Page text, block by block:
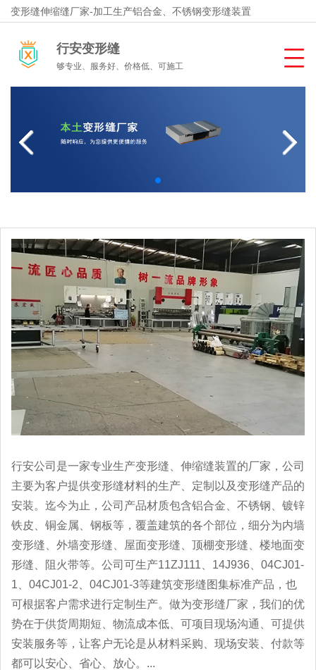
变形缝伸缩缝厂家-加工生产铝合金、不锈钢变形缝装置
行安变形缝
够专业、服务好、价格低、可施工
行安公司是一家专业生产变形缝、伸缩缝装置的厂家，公司
主要为客户提供变形缝材料的生产、定制以及变形缝产品的
安装。迄今为止，公司产品材质包含铝合金、不锈钢、镀锌
铁皮、铜金属、钢板等，覆盖建筑的各个部位，细分为内墙
变形缝、外墙变形缝、屋面变形缝、顶棚变形缝、楼地面变
形缝、阻火带等。公司可生产11ZJ111、14J936、04CJ01-
1、04CJ01-2、04CJ01-3等建筑变形缝图集标准产品，也
可根据客户需求进行定制生产。做为变形缝厂家，我们的优
势在于供货周期短、物流成本低、可项目现场沟通、可提供
安装服务等，让客户无论是从材料采购、现场安装、付款等
都可以安心、省心、放心。...